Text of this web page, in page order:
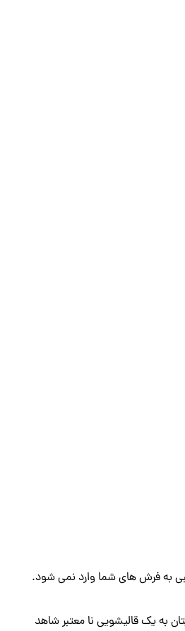
به فرش های شما وارد نمی شود.
به یک قالیشویی نا معتبر شاهد